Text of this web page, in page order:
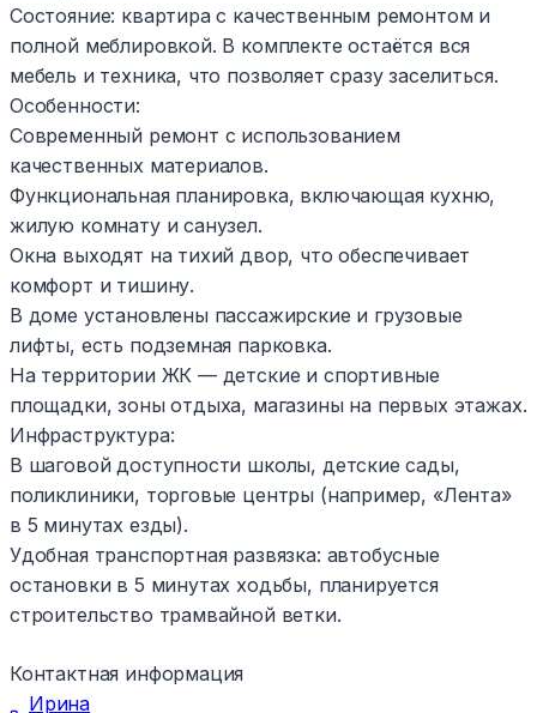
Состояние: квартира с качественным ремонтом и
полной меблировкой. В комплекте остаётся вся
мебель и техника, что позволяет сразу заселиться.
Особенности:
Современный ремонт с использованием
качественных материалов.
Функциональная планировка, включающая кухню,
жилую комнату и санузел.
Окна выходят на тихий двор, что обеспечивает
комфорт и тишину.
В доме установлены пассажирские и грузовые
лифты, есть подземная парковка.
На территории ЖК — детские и спортивные
площадки, зоны отдыха, магазины на первых этажах.
Инфраструктура:
В шаговой доступности школы, детские сады,
поликлиники, торговые центры (например, «Лента»
в 5 минутах езды).
Удобная транспортная развязка: автобусные
остановки в 5 минутах ходьбы, планируется
строительство трамвайной ветки.
Контактная информация
Ирина